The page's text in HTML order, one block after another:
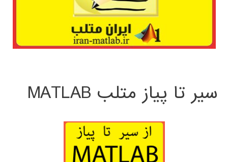
سیر تا پیاز متلب MATLAB